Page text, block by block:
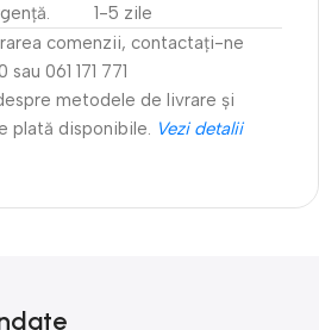
1-5 zile
comenzii, contactați-ne
061 171 771
metodele de livrare și
plată disponibile. Vezi detalii